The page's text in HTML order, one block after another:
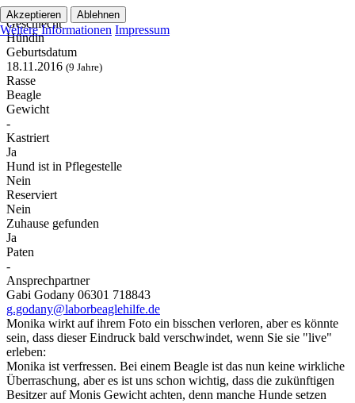
Geschlecht
Hündin
Geburtsdatum
18.11.2016 (9 Jahre)
Rasse
Beagle
Gewicht
-
Kastriert
Ja
Hund ist in Pflegestelle
Nein
Reserviert
Nein
Zuhause gefunden
Ja
Paten
-
Ansprechpartner
Gabi Godany 06301 718843
g.godany@laborbeaglehilfe.de
Monika wirkt auf ihrem Foto ein bisschen verloren, aber es könnte
sein, dass dieser Eindruck bald verschwindet, wenn Sie sie "live"
erleben:
Monika ist verfressen. Bei einem Beagle ist das nun keine wirkliche
Überraschung, aber es ist uns schon wichtig, dass die zukünftigen
Besitzer auf Monis Gewicht achten, denn manche Hunde setzen
Akzeptieren Ablehnen
Weitere Informationen Impressum